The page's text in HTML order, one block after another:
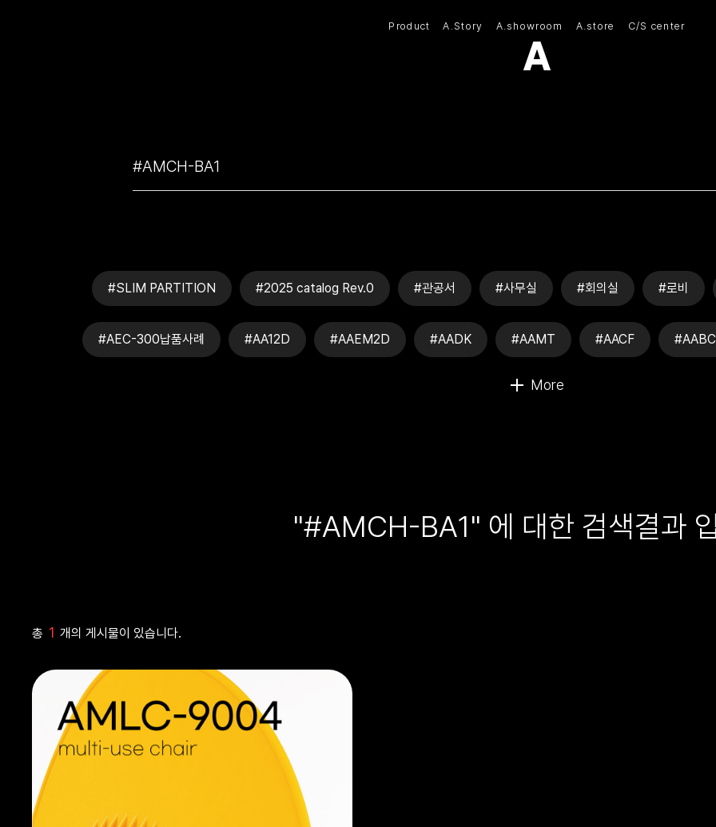
Product A.Story A.showroom A.store C/S center
(주)아모스아인스가구
#SLIM PARTITION #2025 catalog Rev.0 #관공서 #사무실 #회의실 #로비
#AEC-300납품사례 #AA12D #AAEM2D #AADK #AAMT #AACF #AABC
"#AMCH-BA1" 에 대한 검색결과
총 1 개의 게시물이 있습니다.